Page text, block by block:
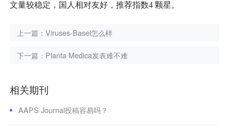
文量较稳定，国人相对友好，推荐指数4 颗星。
上一篇：Viruses-Basel怎么样
下一篇： Planta Medica发表难不难
相关期刊
AAPS Journal投稿容易吗？